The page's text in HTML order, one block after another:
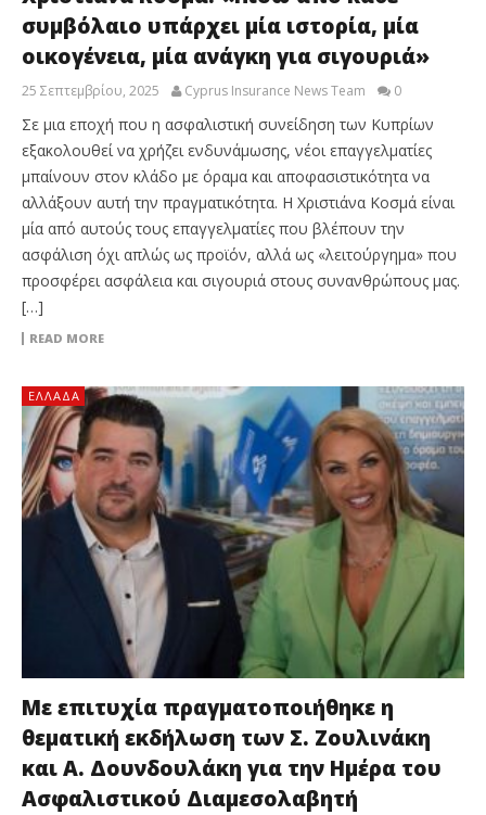
συμβόλαιο υπάρχει μία ιστορία, μία
οικογένεια, μία ανάγκη για σιγουριά»
25 Σεπτεμβρίου, 2025 Cyprus Insurance News Team 0
Σε μια εποχή που η ασφαλιστική συνείδηση των Κυπρίων
εξακολουθεί να χρήζει ενδυνάμωσης, νέοι επαγγελματίες
μπαίνουν στον κλάδο με όραμα και αποφασιστικότητα να
αλλάξουν αυτή την πραγματικότητα. Η Χριστιάνα Κοσμά είναι
μία από αυτούς τους επαγγελματίες που βλέπουν την
ασφάλιση όχι απλώς ως προϊόν, αλλά ως «λειτούργημα» που
προσφέρει ασφάλεια και σιγουριά στους συνανθρώπους μας.
[…]
READ MORE
ΕΛΛΆΔΑ
Με επιτυχία πραγματοποιήθηκε η
θεματική εκδήλωση των Σ. Ζουλινάκη
και Α. Δουνδουλάκη για την Ημέρα του
Ασφαλιστικού Διαμεσολαβητή